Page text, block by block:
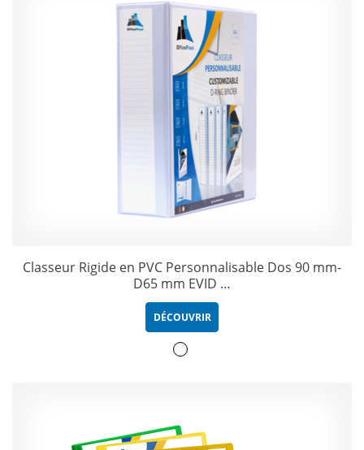
Classeur Rigide en PVC Personnalisable Dos 90 mm-
D65 mm EVID …
DÉCOUVRIR